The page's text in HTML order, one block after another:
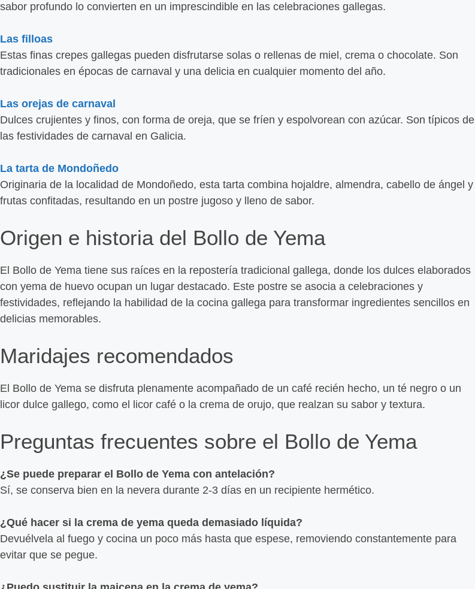
sabor profundo lo convierten en un imprescindible en las celebraciones gallegas.
Las filloas
Estas finas crepes gallegas pueden disfrutarse solas o rellenas de miel, crema o chocolate. Son
tradicionales en épocas de carnaval y una delicia en cualquier momento del año.
Las orejas de carnaval
Dulces crujientes y finos, con forma de oreja, que se fríen y espolvorean con azúcar. Son típicos de
las festividades de carnaval en Galicia.
La tarta de Mondoñedo
Originaria de la localidad de Mondoñedo, esta tarta combina hojaldre, almendra, cabello de ángel y
frutas confitadas, resultando en un postre jugoso y lleno de sabor.
Origen e historia del Bollo de Yema
El Bollo de Yema tiene sus raíces en la repostería tradicional gallega, donde los dulces elaborados
con yema de huevo ocupan un lugar destacado. Este postre se asocia a celebraciones y
festividades, reflejando la habilidad de la cocina gallega para transformar ingredientes sencillos en
delicias memorables.
Maridajes recomendados
El Bollo de Yema se disfruta plenamente acompañado de un café recién hecho, un té negro o un
licor dulce gallego, como el licor café o la crema de orujo, que realzan su sabor y textura.
Preguntas frecuentes sobre el Bollo de Yema
¿Se puede preparar el Bollo de Yema con antelación?
Sí, se conserva bien en la nevera durante 2-3 días en un recipiente hermético.
¿Qué hacer si la crema de yema queda demasiado líquida?
Devuélvela al fuego y cocina un poco más hasta que espese, removiendo constantemente para
evitar que se pegue.